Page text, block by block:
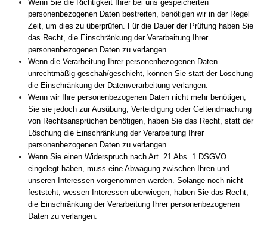
Wenn Sie die Richtigkeit Ihrer bei uns gespeicherten
personenbezogenen Daten bestreiten, benötigen wir in der Regel
Zeit, um dies zu überprüfen. Für die Dauer der Prüfung haben Sie
das Recht, die Einschränkung der Verarbeitung Ihrer
personenbezogenen Daten zu verlangen.
Wenn die Verarbeitung Ihrer personenbezogenen Daten
unrechtmäßig geschah/geschieht, können Sie statt der Löschung
die Einschränkung der Datenverarbeitung verlangen.
Wenn wir Ihre personenbezogenen Daten nicht mehr benötigen,
Sie sie jedoch zur Ausübung, Verteidigung oder Geltendmachung
von Rechtsansprüchen benötigen, haben Sie das Recht, statt der
Löschung die Einschränkung der Verarbeitung Ihrer
personenbezogenen Daten zu verlangen.
Wenn Sie einen Widerspruch nach Art. 21 Abs. 1 DSGVO
eingelegt haben, muss eine Abwägung zwischen Ihren und
unseren Interessen vorgenommen werden. Solange noch nicht
feststeht, wessen Interessen überwiegen, haben Sie das Recht,
die Einschränkung der Verarbeitung Ihrer personenbezogenen
Daten zu verlangen.